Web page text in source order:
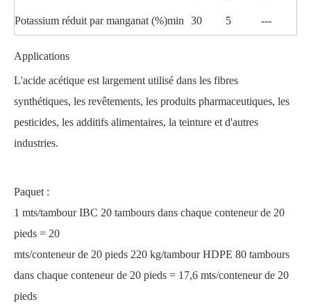
Potassium réduit par manganat (%)min 30 5 ---
Applications
L'acide acétique est largement utilisé dans les fibres
synthétiques, les revêtements, les produits pharmaceutiques, les
pesticides, les additifs alimentaires, la teinture et d'autres
industries.
Paquet :
1 mts/tambour IBC 20 tambours dans chaque conteneur de 20
pieds = 20
mts/conteneur de 20 pieds 220 kg/tambour HDPE 80 tambours
dans chaque conteneur de 20 pieds = 17,6 mts/conteneur de 20
pieds